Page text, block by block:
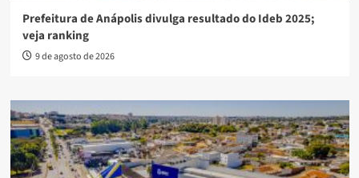
Prefeitura de Anápolis divulga resultado do Ideb 2025;
veja ranking
9 de agosto de 2026